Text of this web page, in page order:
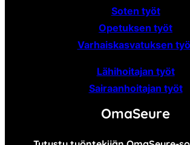
Soten työt
Opetuksen työt
Varhaiskasvatuksen
Lähihoitajan työt
Sairaanhoitajan työt
OmaSeure